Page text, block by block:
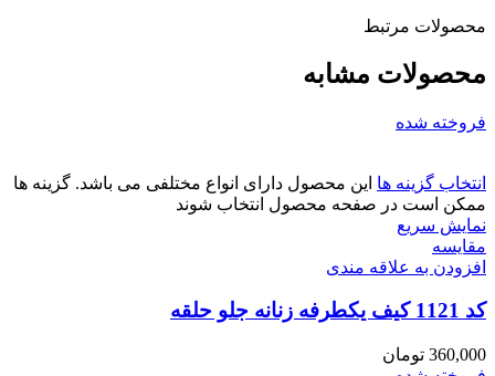
محصولات مرتبط
محصولات مشابه
فروخته شده
انتخاب گزینه ها این محصول دارای انواع مختلفی می باشد. گزینه ها
ممکن است در صفحه محصول انتخاب شوند
نمایش سریع
مقايسه
افزودن به علاقه مندی
کد 1121 کیف یکطرفه زنانه جلو حلقه
360,000 تومان